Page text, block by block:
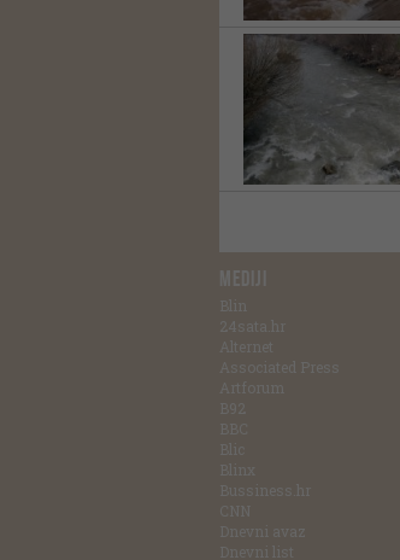
MEDIJI
Blin
24sata.hr
Alternet
Associated Press
Artforum
B92
BBC
Blic
Blinx
Bussiness.hr
CNN
Dnevni avaz
Dnevni list